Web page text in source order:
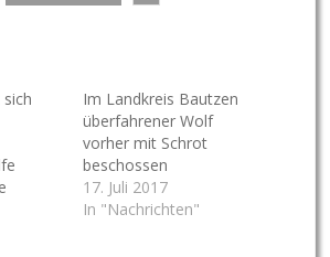
Im Landkreis Bautzen
überfahrener Wolf
vorher mit Schrot
beschossen
17. Juli 2017
In "Nachrichten"